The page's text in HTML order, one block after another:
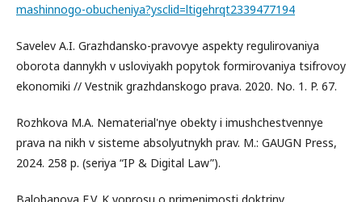
mashinnogo-obucheniya?ysclid=ltigehrqt2339477194
Savelev A.I. Grazhdansko-pravovye aspekty regulirovaniya
oborota dannykh v usloviyakh popytok formirovaniya tsifrovoy
ekonomiki // Vestnik grazhdanskogo prava. 2020. No. 1. P. 67.
Rozhkova M.A. Nematerial'nye obekty i imushchestvennye
prava na nikh v sisteme absolyutnykh prav. M.: GAUGN Press,
2024. 258 p. (seriya “IP & Digital Law”).